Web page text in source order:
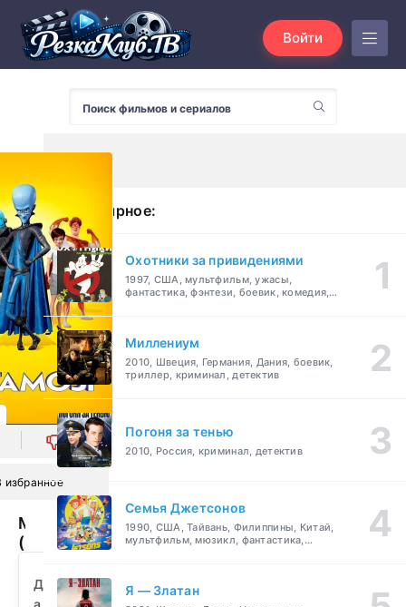
Войти
0
избранное
Мегамозг
(2010)
бесплатно
Д
а
Популярное:
Охотники за привидениями
1997, США, мультфильм, ужасы,
фантастика, фэнтези, боевик, комедия,
Миллениум
2010, Швеция, Германия, Дания, боевик,
триллер, криминал, детектив
Погоня за тенью
2010, Россия, криминал, детектив
Семья Джетсонов
1990, США, Тайвань, Филиппины, Китай,
мультфильм, мюзикл, фантастика,
Я — Златан